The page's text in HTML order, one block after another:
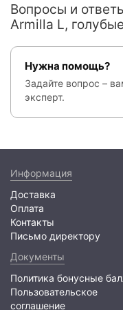
Вопросы и
Armilla L,
Нужна помощь?
Задайте вопрос –
эксперт.
Информация
Доставка
Оплата
Контакты
Письмо директору
Документы
Политика бонусные
Пользовательское
соглашение